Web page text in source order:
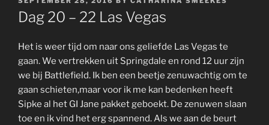
ON
Dag 20 – 22 Las Vegas
Het is weer tijd om naar ons geliefde Las Vegas te
gaan. We vertrekken uit Springdale en rond 12 uur zijn
we bij Battlefield. Ik ben een beetje zenuwachtig om te
gaan schieten,maar voor ik me kan bedenken heeft
Sipke al het GI Jane pakket geboekt. De zenuwen slaan
toe en ik vind het erg spannend. Als we aan de beurt